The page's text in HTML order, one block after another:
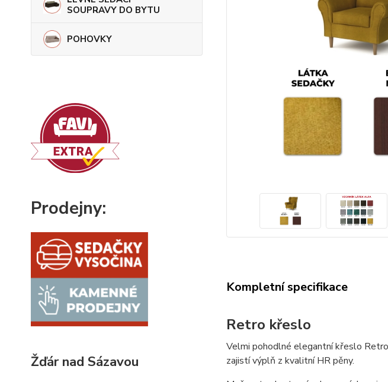
SOUPRAVY DO BYTU
POHOVKY
Prodejny:
Žďár nad Sázavou
Kompletní specifikace
Retro křeslo
Velmi pohodlné elegantní křeslo
zajistí výplň z kvalitní HR pěny.